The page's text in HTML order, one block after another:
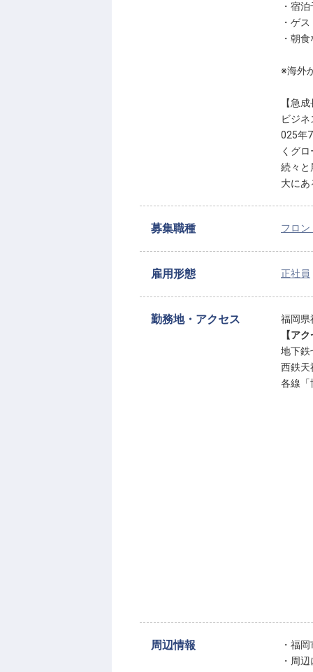
・宿
・ゲ
・朝
※海外
【急
ビジ
025年
くグ
続々と
大に
募集職種 フロン
雇用形態 正社員
勤務地・アクセス
福岡県
【ア
地下鉄
西鉄天
各線「
周辺情報
・福
・周